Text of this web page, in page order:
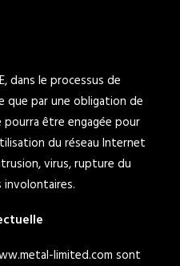
dans le processus de
que par une obligation de
pourra être engagée pour
du réseau Internet
virus, rupture du
involontaires.
limited.com sont